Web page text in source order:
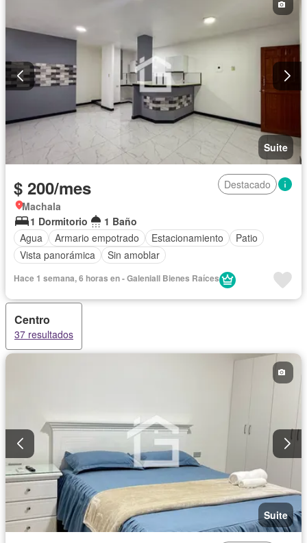
Completamente amoblado
Suite
$ 200/mes
Destacado
Machala
1 Dormitorio
1 Baño
Agua
Armario empotrado Estacionamiento
Patio
Vista panorámica
Sin amoblar
Hace 1 semana, 6 horas en - Galeniall Bienes Raíces
Centro
37 resultados
Suite